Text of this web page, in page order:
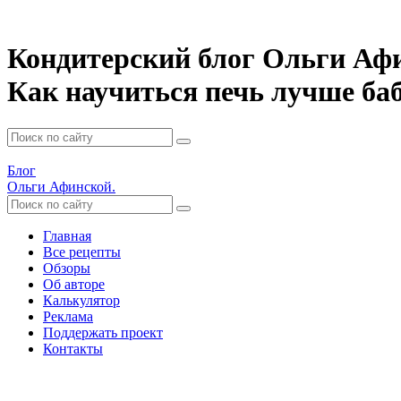
Кондитерский блог Ольги
Как научиться печь лучше
Блог
Ольги Афинской.
Главная
Все рецепты
Обзоры
Об авторе
Калькулятор
Реклама
Поддержать проект
Контакты